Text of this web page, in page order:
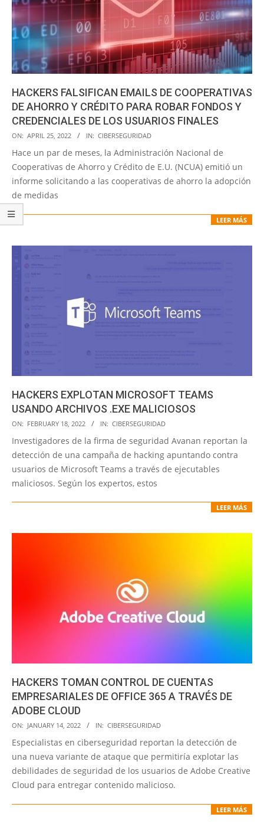
HACKERS FALSIFICAN EMAILS DE COOPERATIVAS
DE AHORRO Y CRÉDITO PARA ROBAR FONDOS Y
CREDENCIALES DE LOS USUARIOS FINALES
2022-
04-
25
ON: APRIL 25, 2022 IN: CIBERSEGURIDAD
Hace un par de meses, la Administración Nacional de
Cooperativas de Ahorro y Crédito de E.U. (NCUA) emitió un
informe solicitando a las cooperativas de ahorro la adopción
de medidas
LEER MÁS
HACKERS EXPLOTAN MICROSOFT TEAMS
USANDO ARCHIVOS .EXE MALICIOSOS
2022-
02-
18
ON: FEBRUARY 18, 2022 IN: CIBERSEGURIDAD
Investigadores de la firma de seguridad Avanan reportan la
detección de una campaña de hacking apuntando contra
usuarios de Microsoft Teams a través de ejecutables
maliciosos. Según los expertos, estos
LEER MÁS
HACKERS TOMAN CONTROL DE CUENTAS
EMPRESARIALES DE OFFICE 365 A TRAVÉS DE
ADOBE CLOUD
2022-
01-
14
ON: JANUARY 14, 2022 IN: CIBERSEGURIDAD
Especialistas en ciberseguridad reportan la detección de
una nueva variante de ataque que permitiría explotar las
debilidades de seguridad de los usuarios de Adobe Creative
Cloud para entregar contenido malicioso.
LEER MÁS